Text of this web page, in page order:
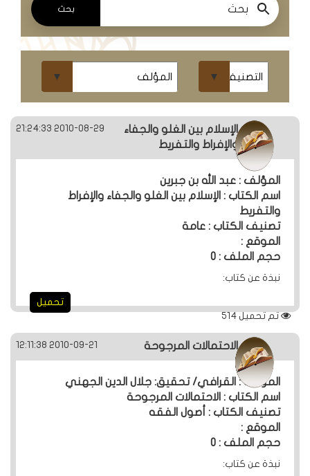
الدروس
ومحاضرات
المباشر
قسم
الكتب
الكتب
الإلكترونية
قسم
الكتب
الضوئية
المخطوطات
الردود
والمقالات
الفتاوى
الشرعية
بحث
2010-08-29 21:24:33
الإسلام بين الغلو والجفاء
والإفراط والتفريط
المؤلف : عبد الله بن جبرين
اسم الكتاب : الإسلام بين الغلو والجفاء والإفراط
والتفريط
تصنيف الكتاب : عامة
الموقع :
حجم الملف : 0
نبذة عن كتاب:
تحميل
تم تحميل514
2010-09-21 12:11:38 الاحتمالات المرجوحة
المؤلف : القرافي/ تحقيق: جلال الدين الجهني
اسم الكتاب : الاحتمالات المرجوحة
تصنيف الكتاب : أصول الفقه
الموقع :
حجم الملف : 0
نبذة عن كتاب: